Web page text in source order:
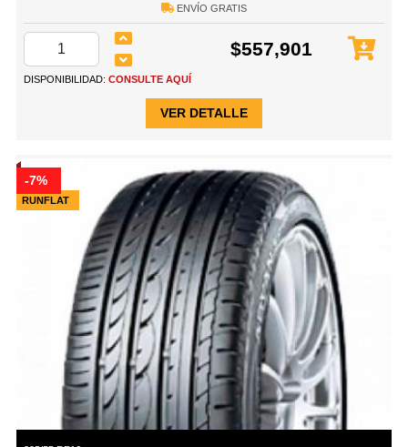
ENVÍO GRATIS
$557,901
DISPONIBILIDAD: CONSULTE AQUÍ
VER DETALLE
RUNFLAT
-7%